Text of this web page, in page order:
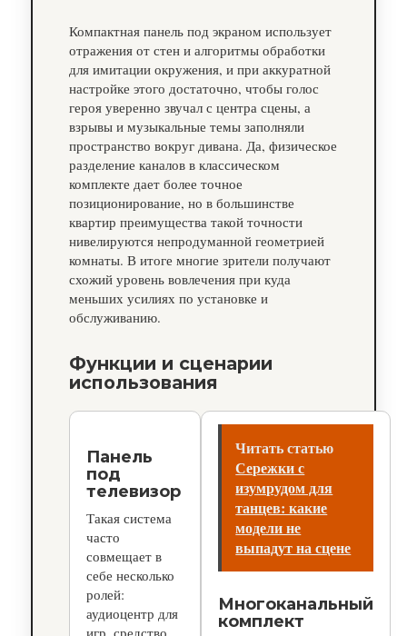
Компактная панель под экраном использует
отражения от стен и алгоритмы обработки
для имитации окружения, и при аккуратной
настройке этого достаточно, чтобы голос
героя уверенно звучал с центра сцены, а
взрывы и музыкальные темы заполняли
пространство вокруг дивана. Да, физическое
разделение каналов в классическом
комплекте дает более точное
позиционирование, но в большинстве
квартир преимущества такой точности
нивелируются непродуманной геометрией
комнаты. В итоге многие зрители получают
схожий уровень вовлечения при куда
меньших усилиях по установке и
обслуживанию.
Функции и сценарии
использования
Панель
под
телевизор
Такая система
часто
совмещает в
себе несколько
ролей:
аудиоцентр для
игр, средство
Читать статью
Сережки с
изумрудом для
танцев: какие
модели не
выпадут на сцене
Многоканальный
комплект